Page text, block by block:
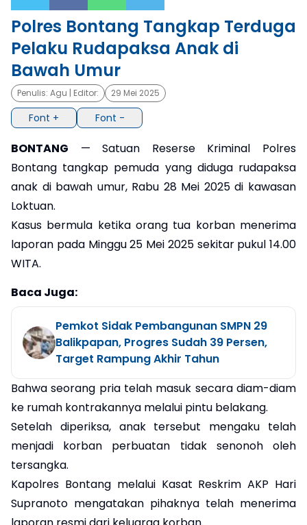
×
Polres Bontang Tangkap Terduga
Pelaku Rudapaksa Anak di
Bawah Umur
Penulis: Agu | Editor: 29 Mei 2025
Font + Font -
BONTANG — Satuan Reserse Kriminal Polres
Bontang tangkap pemuda yang diduga rudapaksa
anak di bawah umur, Rabu 28 Mei 2025 di kawasan
Loktuan.
Kasus bermula ketika orang tua korban menerima
laporan pada Minggu 25 Mei 2025 sekitar pukul 14.00
WITA.
Baca Juga:
Pemkot Sidak Pembangunan SMPN 29
Balikpapan, Progres Sudah 39 Persen,
Target Rampung Akhir Tahun
Bahwa seorang pria telah masuk secara diam-diam
ke rumah kontrakannya melalui pintu belakang.
Setelah diperiksa, anak tersebut mengaku telah
menjadi korban perbuatan tidak senonoh oleh
tersangka.
Kapolres Bontang melalui Kasat Reskrim AKP Hari
Supranoto mengatakan pihaknya telah menerima